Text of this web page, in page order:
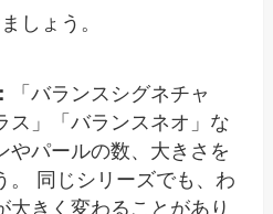
しょう。
「バランスシグネチャ
ス」「バランスネオ」な
やパールの数、大きさを
。 同じシリーズでも、わ
大きく変わることがあり